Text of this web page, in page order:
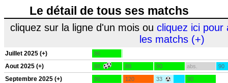
Le détail de tous ses matchs
cliquez sur la ligne d'un mois ou cliquez ici pour
les matchs (+)
Juillet 2025 (+) 86
Aout 2025 (+) 88 88 90 abs. 90
Septembre 2025 (+) 86 120 33 90